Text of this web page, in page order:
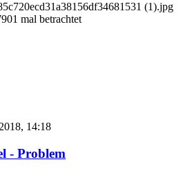
(1).jpg
mal betrachtet
14:18
- Problem